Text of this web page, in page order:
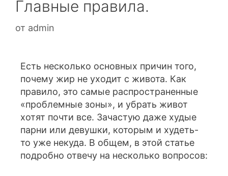
Главные правила.
от admin
Есть несколько основных причин того,
почему жир не уходит с живота. Как
правило, это самые распространенные
«проблемные зоны», и убрать живот
хотят почти все. Зачастую даже худые
парни или девушки, которым и худеть-
то уже некуда. В общем, в этой статье
подробно отвечу на несколько вопросов: